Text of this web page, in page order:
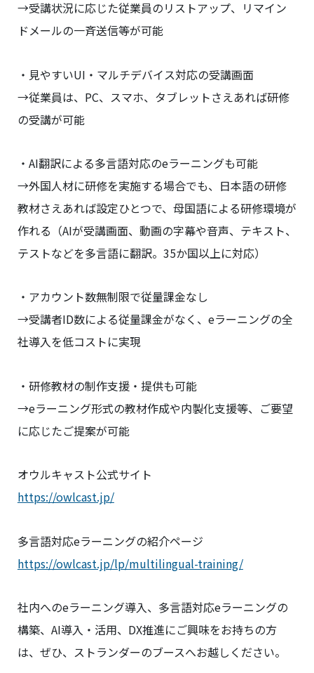
→受講状況に応じた従業員のリストアップ、リマイン
ドメールの一斉送信等が可能
・見やすいUI・マルチデバイス対応の受講画面
→従業員は、PC、スマホ、タブレットさえあれば研修
の受講が可能
・AI翻訳による多言語対応のeラーニングも可能
→外国人材に研修を実施する場合でも、日本語の研修
教材さえあれば設定ひとつで、母国語による研修環境が
作れる（AIが受講画面、動画の字幕や音声、テキスト、
テストなどを多言語に翻訳。35か国以上に対応）
・アカウント数無制限で従量課金なし
→受講者ID数による従量課金がなく、eラーニングの全
社導入を低コストに実現
・研修教材の制作支援・提供も可能
→eラーニング形式の教材作成や内製化支援等、ご要望
に応じたご提案が可能
オウルキャスト公式サイト
https://owlcast.jp/
多言語対応eラーニングの紹介ページ
https://owlcast.jp/lp/multilingual-training/
社内へのeラーニング導入、多言語対応eラーニングの
構築、AI導入・活用、DX推進にご興味をお持ちの方
は、ぜひ、ストランダーのブースへお越しください。